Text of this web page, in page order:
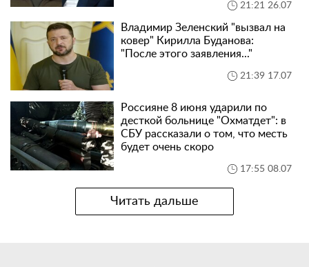
21:21 26.07
Владимир Зеленский "вызвал на
ковер" Кирилла Буданова:
"После этого заявления..."
21:39 17.07
Россияне 8 июня ударили по
десткой больнице "Охматдет": в
СБУ рассказали о том, что месть
будет очень скоро
17:55 08.07
Читать дальше